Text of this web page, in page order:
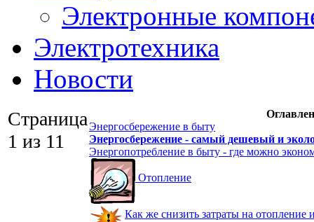
Электронные
Электротехника
Новости
Энергосбережение в быту
Энергосбережение - самый дешевый и
Энергопотребление в быту - где можно
Отопление
Как же снизить затраты на отопление
Страница
1 из 11